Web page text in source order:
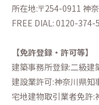
所在地:〒254-0911 神
FREE DIAL: 0120-374-
【免許登録・許可等】
建築事務所登録:二級
建設業許可:神奈川県
宅地建物取引業者免許